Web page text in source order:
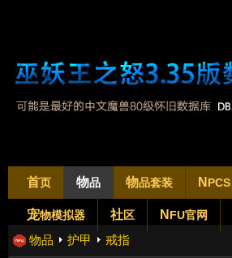
首页 物品 物品套装 N PCS
宠物模拟器 社区 N FU官网
物品 护甲 戒指